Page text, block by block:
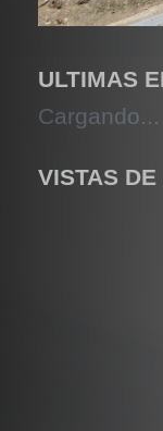
ULTIMAS
Cargando...
VISTAS